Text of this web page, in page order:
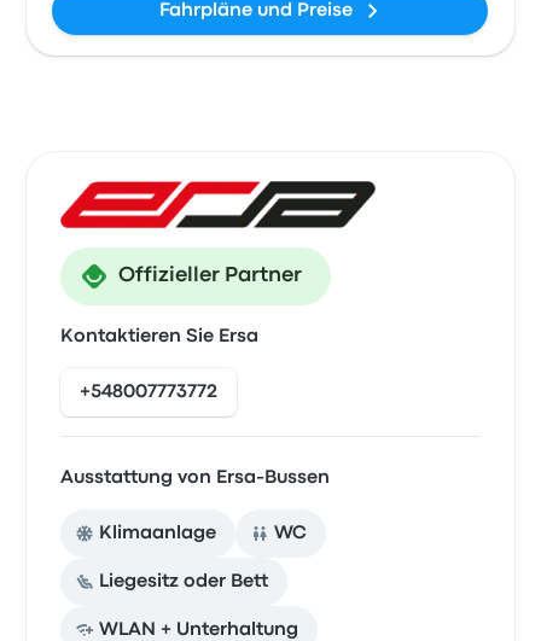
Fahrpläne und Preise
Offizieller Partner
Kontaktieren Sie Ersa
+548007773772
Ausstattung von Ersa-Bussen
Klimaanlage WC
Liegesitz oder Bett
WLAN + Unterhaltung